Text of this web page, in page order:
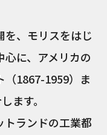
、モリスをはじ
に、アメリカの
（1867-1959）ま
ます。
ランドの工業都